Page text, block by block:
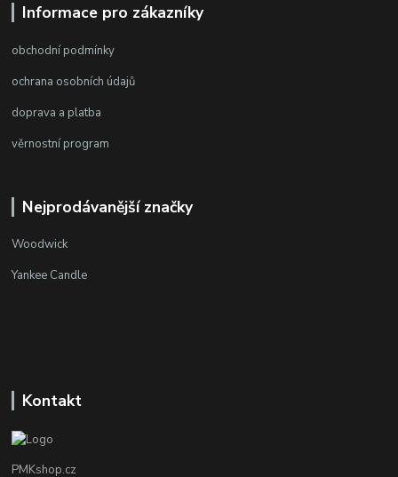
Informace pro zákazníky
obchodní podmínky
ochrana osobních údajů
doprava a platba
věrnostní program
Nejprodávanější značky
Woodwick
Yankee Candle
Kontakt
PMKshop.cz